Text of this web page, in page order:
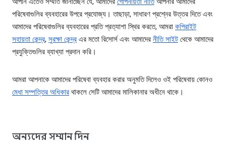
পরিষেবাগুলির ব্যবহারের উপরে প্রযোজ্য। তাছাড়া, সাধারণ প্রশ্নের উত্তর দিতে এবং
আমাদের পরিষেবাগুলির ব্যবহারের প্রতি প্রত্যাশা স্থির করতে, আমরা কপিরাইট
সহায়তা কেন্দ্র, সুরক্ষা কেন্দ্র এর মতো রিসোর্স এবং আমাদের নীতি সাইট থেকে আমাদের
প্রযুক্তিগুলির ব্যাখ্যা প্রদান করি।
আমরা আপনাকে আমাদের পরিষেবা ব্যবহার করার অনুমতি দিলেও ওই পরিষেবায় কোনও
মেধা সম্পত্তির অধিকার থাকলে সেটি আমাদের মালিকানার অধীনে থাকে।
অন্যদের সম্মান দিন